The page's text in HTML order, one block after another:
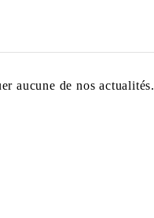
aucune de nos actualités.